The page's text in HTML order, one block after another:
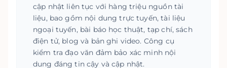
cập nhật liên tục với hàng triệu nguồn tài
liệu, bao gồm nội dung trực tuyến, tài liệu
ngoại tuyến, bài báo học thuật, tạp chí, sách
điện tử, blog và bản ghi video. Công cụ
kiểm tra đạo văn đảm bảo xác minh nội
dung đáng tin cậy và cập nhật.